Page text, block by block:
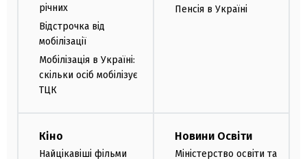
річних
Відстрочка від
мобілізації
Мобілізація в Україні:
скільки осіб мобілізує
ТЦК
Пенсія в Україні
Кіно
Найцікавіші фільми
Новини Освіти
Міністерство освіти та